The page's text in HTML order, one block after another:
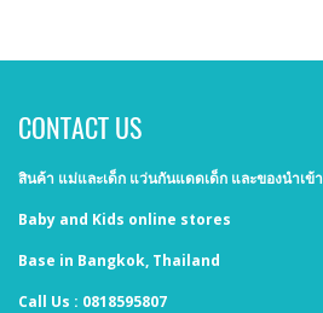
CONTACT US
สินค้า แม่และเด็ก แว่นกันแดดเด็ก และของนำเข้า
Baby and Kids online stores
Base in Bangkok, Thailand
Call Us : 0818595807